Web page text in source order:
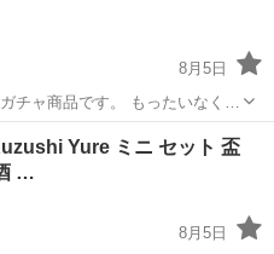
8月5日
ガチャ商品です。 もったいなく…
Yure ミニ セット 盃
…
8月5日